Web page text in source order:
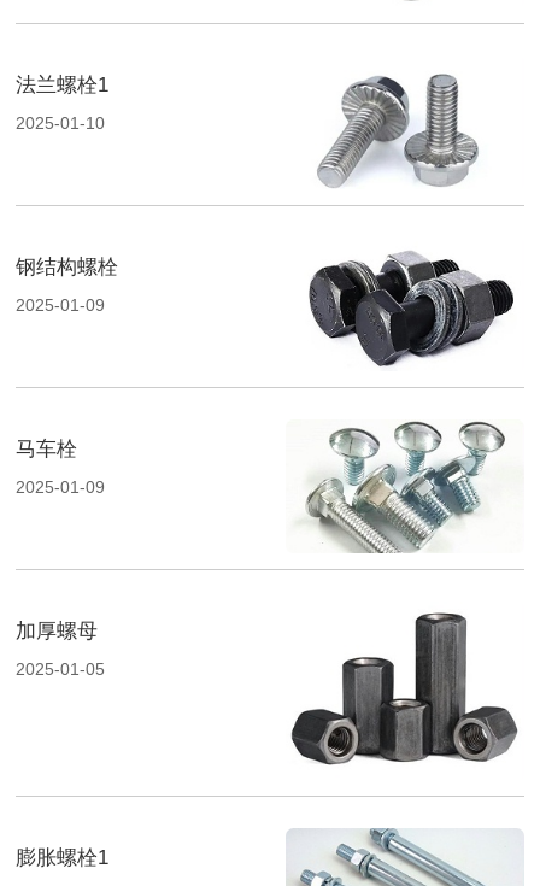
法兰螺栓1
2025-01-10
钢结构螺栓
2025-01-09
马车栓
2025-01-09
加厚螺母
2025-01-05
膨胀螺栓1